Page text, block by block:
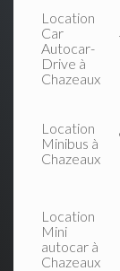
Location
Car
Autocar-
Drive à
Chazeaux
Location
Minibus à
Chazeaux
Location
Mini
autocar à
Chazeaux